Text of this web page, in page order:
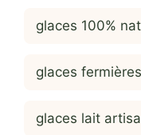
glaces 100%
glaces
glaces lait